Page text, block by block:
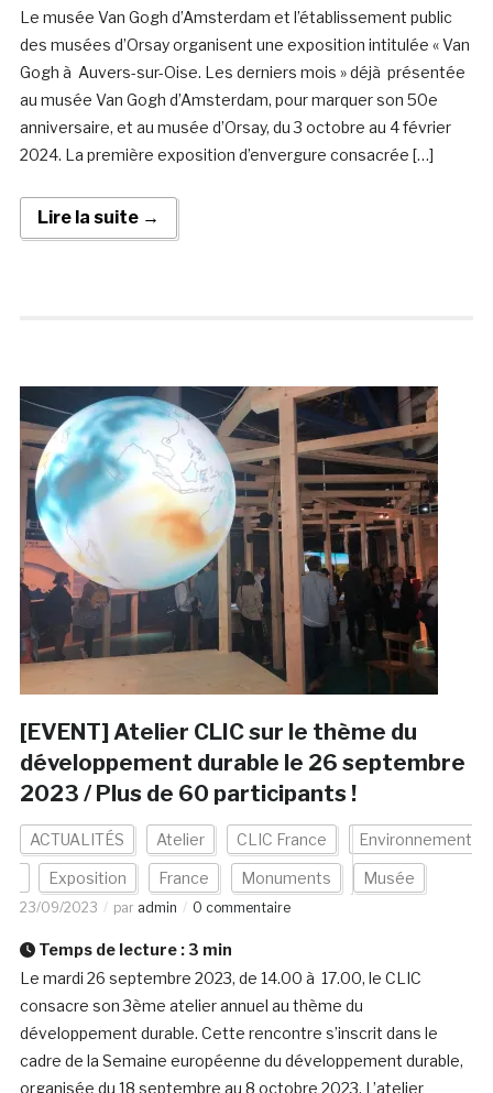
Le musée Van Gogh d’Amsterdam et l’établissement public
des musées d’Orsay organisent une exposition intitulée « Van
Gogh à Auvers-sur-Oise. Les derniers mois » déjà présentée
au musée Van Gogh d’Amsterdam, pour marquer son 50e
anniversaire, et au musée d’Orsay, du 3 octobre au 4 février
2024. La première exposition d’envergure consacrée […]
Lire la suite →
[EVENT] Atelier CLIC sur le thème du
développement durable le 26 septembre
2023 / Plus de 60 participants !
ACTUALITÉS Atelier CLIC France Environnement
Exposition France Monuments Musée
23/09/2023 par admin 0 commentaire
Temps de lecture : 3 min
Le mardi 26 septembre 2023, de 14.00 à 17.00, le CLIC
consacre son 3ème atelier annuel au thème du
développement durable. Cette rencontre s’inscrit dans le
cadre de la Semaine européenne du développement durable,
organisée du 18 septembre au 8 octobre 2023. L’atelier